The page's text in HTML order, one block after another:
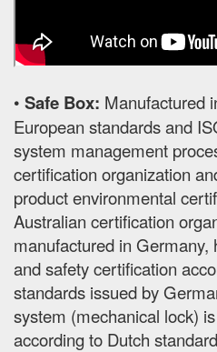
• Safe Box: Manufactured
European standards and
system management
certification organization
product environmental
Australian certification
manufactured in Germany,
and safety certification
standards issued by
system (mechanical lock)
according to Dutch